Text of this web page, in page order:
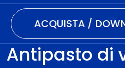
ACQUISTA /
Antipasto di